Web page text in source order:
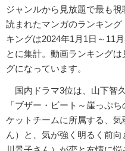
ジャンルから見放題で最も
読まれたマンガのランキン
キングは2024年1月1日～11
とに集計。動画ランキング
グになっています。
国内ドラマ3位は、山下智
「ブザー・ビート～崖っぷ
ケットチームに所属する、
ん）と、気が強く明るく前